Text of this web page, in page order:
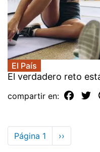
El País
El verdadero reto
compartir en:
Paginación
Página 1
Siguiente
página
››